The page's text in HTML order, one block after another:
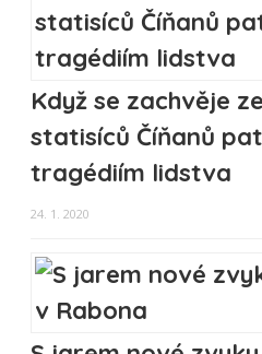
Když se zachvěje
statisíců Číňanů
tragédiím lidstva
24. 1. 2020